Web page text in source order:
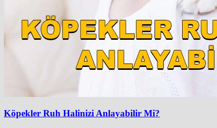
Köpekler Ruh Halinizi Anlayabilir Mi?